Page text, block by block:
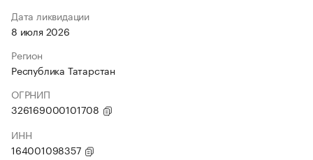
Дата ликвидации
8 июля 2026
Регион
Республика Татарстан
ОГРНИП
326169000101708
ИНН
164001098357